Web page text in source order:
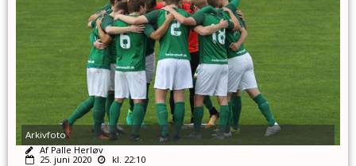
Arkivfoto
Af Palle Herløv
25. juni 2020
kl. 22:10